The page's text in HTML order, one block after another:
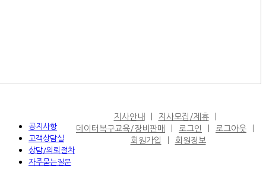
공지사항
고객상담실
상담/의뢰절차
자주묻는질문
지사안내
지사모집/제휴
데이터복구교육/장비판매
로그인
로그아웃
회원가입
회원정보